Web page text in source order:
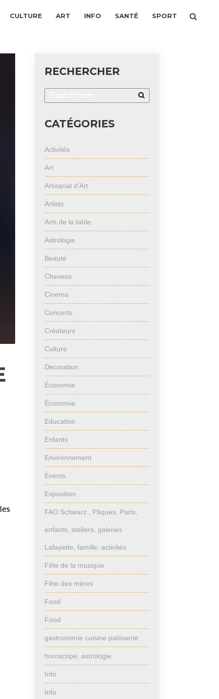
CULTURE ART INFO SANTÉ SPORT
RECHERCHER
CATÉGORIES
Activités
Art
Artisanat d’Art
Artists
Arts de la table
Astrologie
Beauté
Cheveux
Cinema
Concerts
Créateurs
Culture
Decoration
Économie
Économie
Education
Enfants
Environnement
Events
Exposition
FAO Schwarz , Pâques, Paris,
enfants, ateliers, galeries
Lafayette, famille, activités
Fête de la musique
Fête des mères
Food
Food
gastronomie cuisine patisserie
horoscope, astrologie
Info
Info